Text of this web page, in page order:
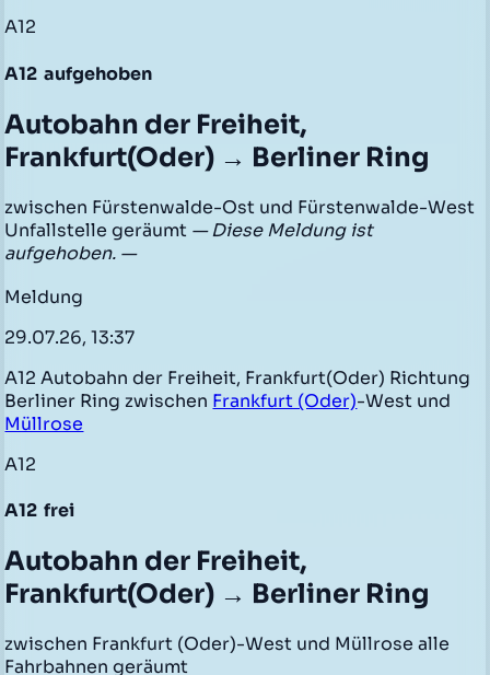
A12
A12 aufgehoben
Autobahn der Freiheit,
Frankfurt(Oder) → Berliner Ring
zwischen Fürstenwalde-Ost und Fürstenwalde-West
Unfallstelle geräumt — Diese Meldung ist
aufgehoben. —
Meldung
29.07.26, 13:37
A12 Autobahn der Freiheit, Frankfurt(Oder) Richtung
Berliner Ring zwischen Frankfurt (Oder)-West und
Müllrose
A12
A12 frei
Autobahn der Freiheit,
Frankfurt(Oder) → Berliner Ring
zwischen Frankfurt (Oder)-West und Müllrose alle
Fahrbahnen geräumt